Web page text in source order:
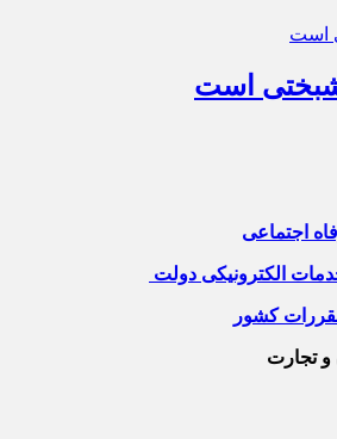
است
اجتماعی
الکترونیکی دولت
کشور
تجارت